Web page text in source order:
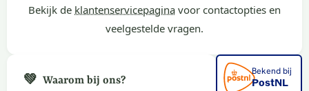
Bekijk de klantenservicepagina voor contactopties en
veelgestelde vragen.
💚 Waarom bij ons?